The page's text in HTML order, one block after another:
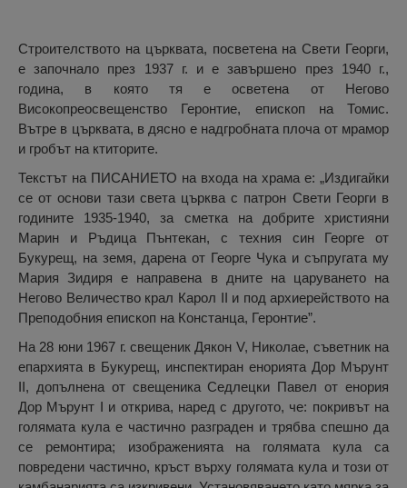
Строителството на църквата, посветена на Свети Георги,
е започнало през 1937 г. и е завършено през 1940 г.,
година, в която тя е осветена от Негово
Високопреосвещенство Геронтие, епископ на Томис.
Вътре в църквата, в дясно е надгробната плоча от мрамор
и гробът на ктиторите.
Текстът на ПИСАНИЕТО на входа на храма е: „Издигайки
се от основи тази света църква с патрон Свети Георги в
годините 1935-1940, за сметка на добрите християни
Марин и Ръдица Пънтекан, с техния син Георге от
Букурещ, на земя, дарена от Георге Чука и съпругата му
Мария Зидиря е направена в дните на царуването на
Негово Величество крал Карол II и под архиерейството на
Преподобния епископ на Констанца, Геронтие”.
На 28 юни 1967 г. свещеник Дякон V, Николае, съветник на
епархията в Букурещ, инспектиран енорията Дор Мърунт
II, допълнена от свещеника Седлецки Павел от енория
Дор Мърунт I и открива, наред с другото, че: покривът на
голямата кула е частично разграден и трябва спешно да
се ремонтира; изображенията на голямата кула са
повредени частично, кръст върху голямата кула и този от